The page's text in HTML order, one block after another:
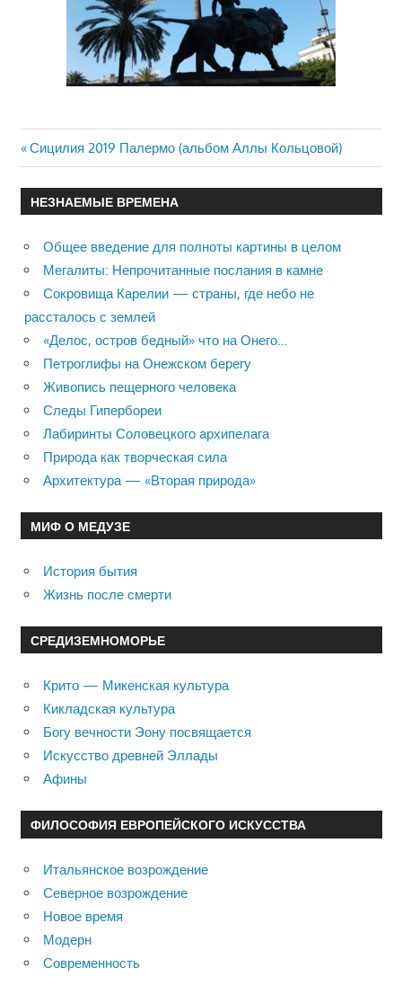
Навигация
по
записям
Previous
Post:
Сицилия 2019 Палермо (альбом Аллы Кольцовой)
НЕЗНАЕМЫЕ ВРЕМЕНА
Общее введение для полноты картины в целом
Мегалиты: Непрочитанные послания в камне
Сокровища Карелии — страны, где небо не
рассталось с землей
«Делос, остров бедный» что на Онего…
Петроглифы на Онежском берегу
Живопись пещерного человека
Следы Гипербореи
Лабиринты Соловецкого архипелага
Природа как творческая сила
Архитектура — «Вторая природа»
МИФ О МЕДУЗЕ
История бытия
Жизнь после смерти
СРЕДИЗЕМНОМОРЬЕ
Крито — Микенская культура
Кикладская культура
Богу вечности Эону посвящается
Искусство древней Эллады
Афины
ФИЛОСОФИЯ ЕВРОПЕЙСКОГО ИСКУССТВА
Итальянское возрождение
Северное возрождение
Новое время
Модерн
Современность